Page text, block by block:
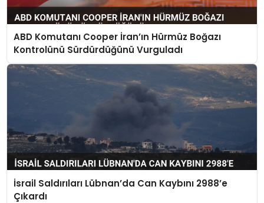
ABD Komutanı Cooper İran’ın Hürmüz Boğazı
Kontrolünü Sürdürdüğünü Vurguladı
İsrail Saldırıları Lübnan’da Can Kaybını 2988’e
Çıkardı